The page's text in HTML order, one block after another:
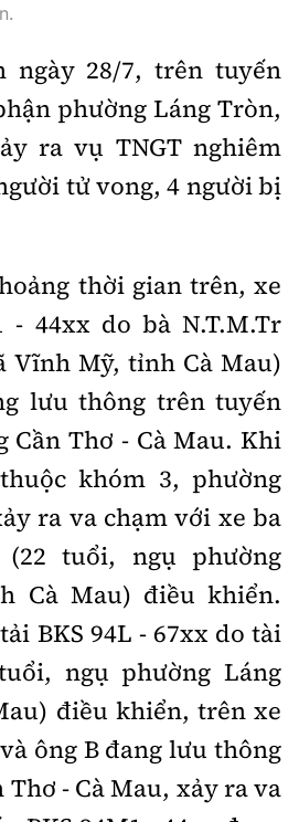
ngày 28/7, trên tuyến
phường Láng Tròn,
ra vụ TNGT nghiêm
tử vong, 4 người bị
thời gian trên, xe
- 44xx do bà N.T.M.Tr
Vĩnh Mỹ, tỉnh Cà Mau)
lưu thông trên tuyến
Cần Thơ - Cà Mau. Khi
khóm 3, phường
ra va chạm với xe ba
(22 tuổi, ngụ phường
Cà Mau) điều khiển.
BKS 94L - 67xx do tài
ngụ phường Láng
điều khiển, trên xe
ông B đang lưu thông
- Cà Mau, xảy ra va